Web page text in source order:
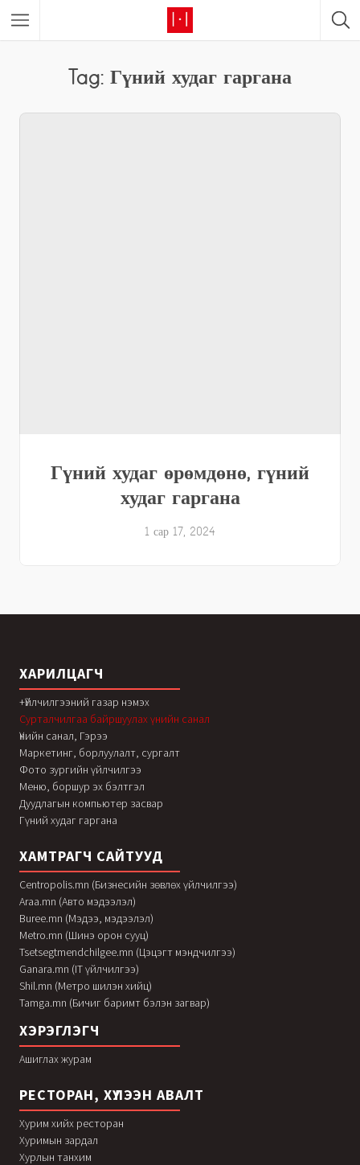
Tag: Гүний худаг гаргана
Гүний худаг өрөмдөнө, гүний
худаг гаргана
1 сар 17, 2024
ХАРИЛЦАГЧ
+Үйлчилгээний газар нэмэх
Сурталчилгаа байршуулах үнийн санал
Үнийн санал, Гэрээ
Маркетинг, борлуулалт, сургалт
Фото зургийн үйлчилгээ
Меню, боршур эх бэлтгэл
Дуудлагын компьютер засвар
Гүний худаг гаргана
ХАМТРАГЧ САЙТУУД
Centropolis.mn (Бизнесийн зөвлөх үйлчилгээ)
Araa.mn (Авто мэдээлэл)
Buree.mn (Мэдээ, мэдээлэл)
Metro.mn (Шинэ орон сууц)
Tsetsegtmendchilgee.mn (Цэцэгт мэндчилгээ)
Ganara.mn (IT үйлчилгээ)
Shil.mn (Метро шилэн хийц)
Tamga.mn (Бичиг баримт бэлэн загвар)
ХЭРЭГЛЭГЧ
Ашиглах журам
РЕСТОРАН, ХҮЛЭЭН АВАЛТ
Хурим хийх ресторан
Хуримын зардал
Хурлын танхим